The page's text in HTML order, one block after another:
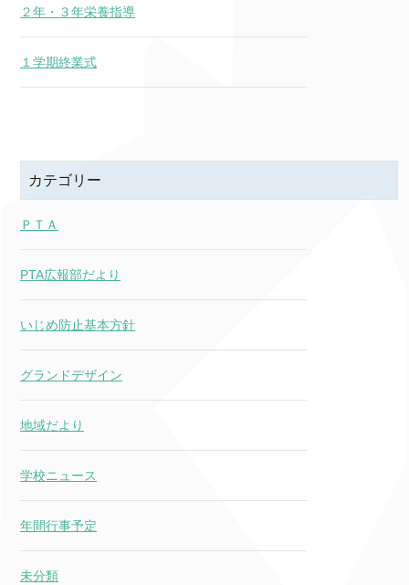
２年・３年栄養指導
１学期終業式
カテゴリー
ＰＴＡ
PTA広報部だより
いじめ防止基本方針
グランドデザイン
地域だより
学校ニュース
年間行事予定
未分類